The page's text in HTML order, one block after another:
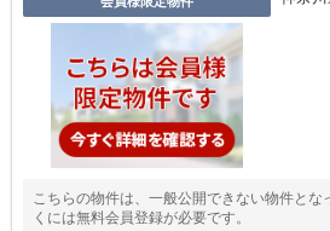
こちらの物件は、一般公開できない物件とな
くには無料会員登録が必要です。